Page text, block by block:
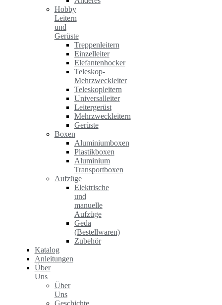
Hobby
Leitern
und
Gerüste
Treppenleitern
Einzelleiter
Elefantenhocker
Teleskop-
Mehrzweckleiter
Teleskopleitern
Universalleiter
Leitergerüst
Mehrzweckleitern
Gerüste
Boxen
Aluminiumboxen
Plastikboxen
Aluminium
Transportboxen
Aufzüge
Elektrische
und
manuelle
Aufzüge
Geda
(Bestellwaren)
Zubehör
Katalog
Anleitungen
Über
Uns
Über
Uns
Geschichte